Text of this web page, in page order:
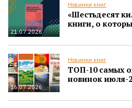
21.07.2026
Новинки книг
«Шестьдесят
книги, о
16.07.2026
Новинки книг
ТОП-10 самых
новинок июля-